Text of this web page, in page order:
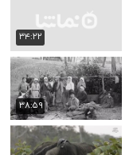
۳۴:۲۲
۳۸:۵۹